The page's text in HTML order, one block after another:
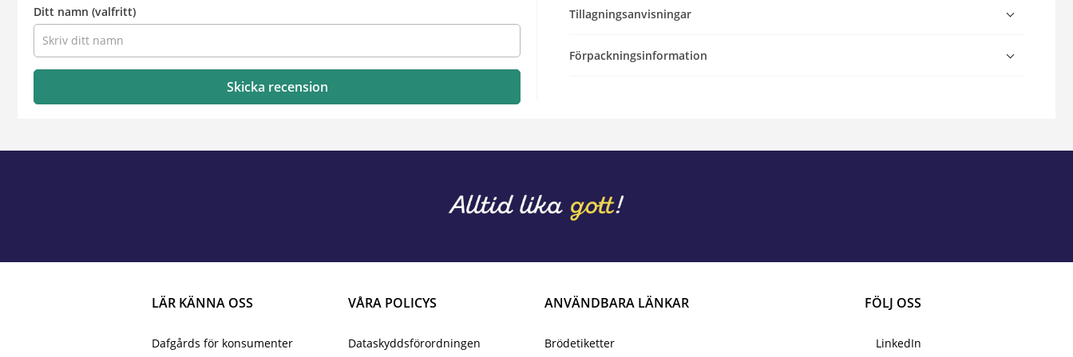
Tillagningsanvisningar
Förpackningsinformation
Ditt namn (valfritt)
Skicka recension
LÄR KÄNNA OSS
Dafgårds för konsumenter
VÅRA POLICYS
Dataskyddsförordningen
ANVÄNDBARA LÄNKAR
Brödetiketter
FÖLJ OSS
LinkedIn